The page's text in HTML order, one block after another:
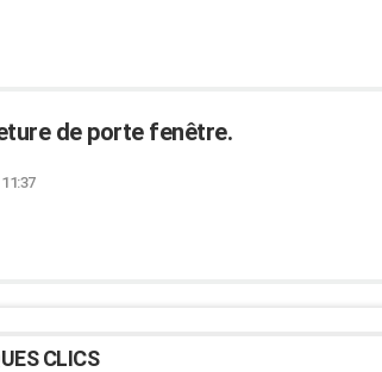
de porte fenêtre.
CLICS